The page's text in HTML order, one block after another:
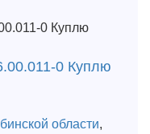
0 Куплю
области,